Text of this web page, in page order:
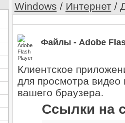
Windows / Интернет/
Файлы - Adobe
Клиентское
для просмотра видео
вашего браузера.
Ссылки на